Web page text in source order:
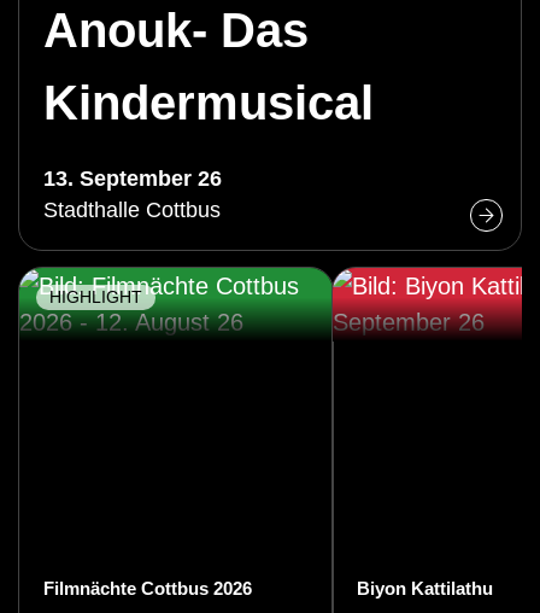
Anouk- Das
Kindermusical
13. September 26
Stadthalle Cottbus
HIGHLIGHT
Filmnächte Cottbus 2026 Biyon Kattilathu